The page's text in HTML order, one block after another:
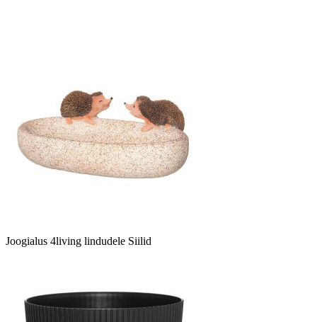
Joogialus 4living lindudele Siilid